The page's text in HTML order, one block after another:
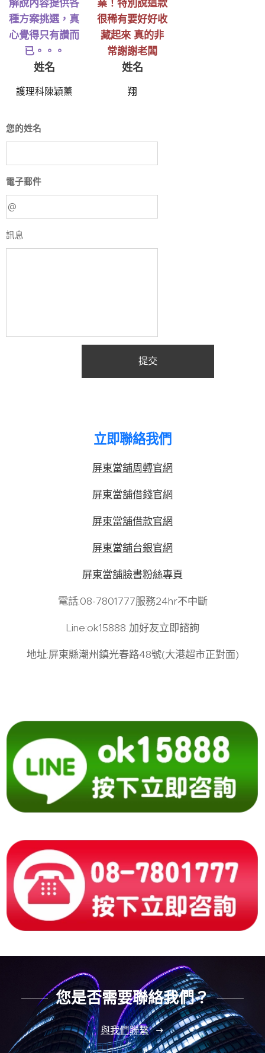
解說內容提供各
種方案挑選，真
心覺得只有讚而
已。。。
姓名
護理科陳穎薰
業！特別說這款
很稀有要好好收
藏起來 真的非
常謝謝老闆
姓名
翔
您的姓名
電子郵件
訊息
提交
立即聯絡我們
屏東當舖周轉官網
屏東當舖借錢官網
屏東當舖借款官網
屏東當舖台銀官網
屏東當舖臉書粉絲專頁
電話:08-7801777服務24hr不中斷
Line:ok15888 加好友立即諮詢
地址:屏東縣潮州鎮光春路48號(大港超市正對面)
您是否需要聯絡我們？
與我們聯繫